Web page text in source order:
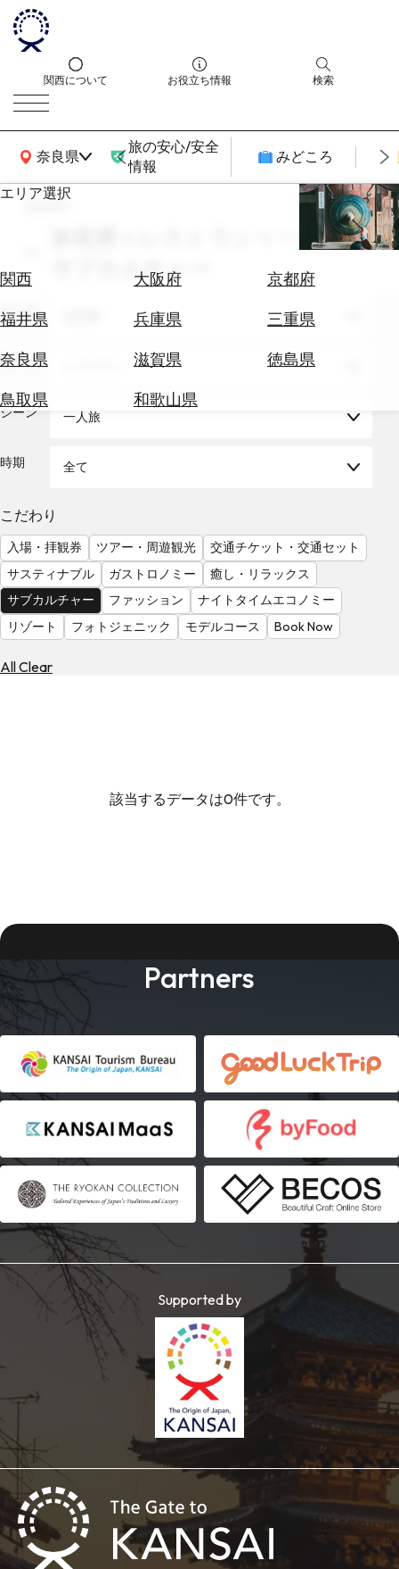
関西について お役立ち情報 検索
奈良県
関西広域MAP
旅の安心/安全
情報
みどころ
エリア選択
関西 大阪府
京都府
福井県
兵庫県
三重県
奈良県
滋賀県
徳島県
鳥取県
和歌山県
エ
券
テ
を
る
気
を
見
る
search
奈良県 × レストラン × 一人旅 ×
サブカルチャー
エリア
テーマ
シーン 一人旅
時期 全て
こだわり
入場・拝観券 ツアー・周遊観光
交通チケット・交通セット
サスティナブル
ガストロノミー
癒し・リラックス
サブカルチャー
ファッション
ナイトタイムエコノミー
リゾート
フォトジェニック モデルコース Book Now
All Clear
該当するデータは0件です。
Partners
Supported by